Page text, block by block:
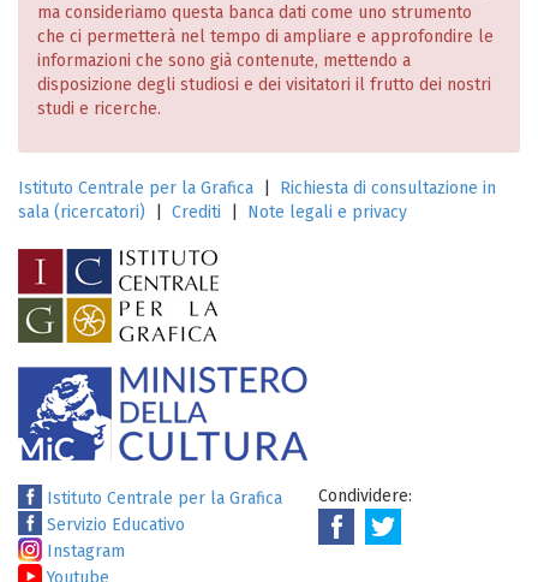
ma consideriamo questa banca dati come uno strumento
che ci permetterà nel tempo di ampliare e approfondire le
informazioni che sono già contenute, mettendo a
disposizione degli studiosi e dei visitatori il frutto dei nostri
studi e ricerche.
Istituto Centrale per la Grafica
Richiesta di consultazione in
sala (ricercatori)
Crediti Note legali e privacy
Istituto Centrale per la Grafica
Servizio Educativo
Instagram
Youtube
Condividere: